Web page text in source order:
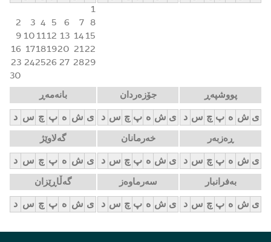
1
2
3 4 5 6 7 8
9 10 1112 13 14 15
16 17181920 2122
23 242526 27 2829
30
بانەمەڕ
د س چ پ ه ش ی
جۆزەردان
د س چ پ ه ش ی
پووشپەڕ
د س چ پ ه ش ی
گەلاوێژ
د س چ پ ه ش ی
خەرمانان
د س چ پ ه ش ی
ڕەزبەر
د س چ پ ه ش ی
گەڵاڕێزان
د س چ پ ه ش ی
سەرماوەز
د س چ پ ه ش ی
بەفرانبار
د س چ پ ه ش ی